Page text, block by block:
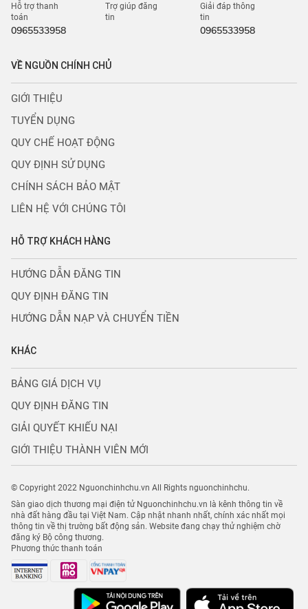
Hỗ trợ thanh
toán
0965533958
Trợ giúp đăng
tin
Giải đáp thông
tin
0965533958
VỀ NGUỒN CHÍNH CHỦ
GIỚI THIỆU
TUYỂN DỤNG
QUY CHẾ HOẠT ĐỘNG
QUY ĐỊNH SỬ DỤNG
CHÍNH SÁCH BẢO MẬT
LIÊN HỆ VỚI CHÚNG TÔI
HỖ TRỢ KHÁCH HÀNG
HƯỚNG DẪN ĐĂNG TIN
QUY ĐỊNH ĐĂNG TIN
HƯỚNG DẪN NẠP VÀ CHUYỂN TIỀN
KHÁC
BẢNG GIÁ DỊCH VỤ
QUY ĐỊNH ĐĂNG TIN
GIẢI QUYẾT KHIẾU NẠI
GIỚI THIỆU THÀNH VIÊN MỚI
© Copyright 2022 Nguonchinhchu.vn All Rights nguonchinhchu.
Sàn giao dịch thương mại điện tử Nguonchinhchu.vn là kênh thông tin về
nhà đất hàng đầu tại Việt Nam. Cập nhật nhanh nhất, chính xác nhất mọi
thông tin về thị trường bất động sản. Website đang chạy thử nghiệm chờ
đăng ký Bộ công thương.
Phương thức thanh toán